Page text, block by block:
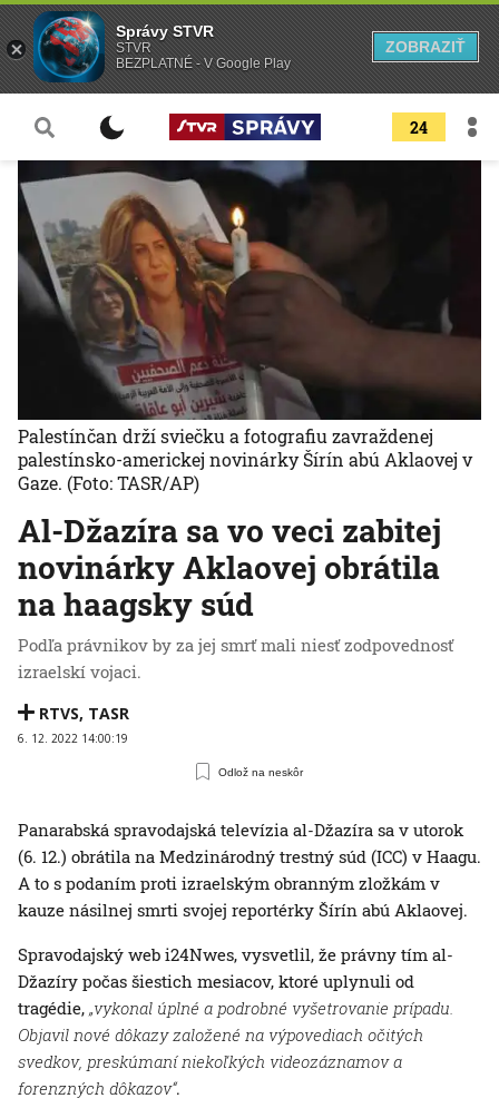
24
Al-Džazíra sa vo veci zabitej
novinárky Aklaovej obrátila
na haagsky súd
Podľa právnikov by za jej smrť mali niesť zodpovednosť
izraelskí vojaci.
RTVS, TASR
6. 12. 2022 14:00:19
Odlož na neskôr
Palestínčan drží sviečku a fotografiu zavraždenej
palestínsko-americkej novinárky Šírín abú Aklaovej v
Gaze. (Foto: TASR/AP)
Panarabská spravodajská televízia al-Džazíra sa v utorok
(6. 12.) obrátila na Medzinárodný trestný súd (ICC) v Haagu.
A to s podaním proti izraelským obranným zložkám v
kauze násilnej smrti svojej reportérky Šírín abú Aklaovej.
Spravodajský web i24Nwes, vysvetlil, že právny tím al-
Džazíry počas šiestich mesiacov, ktoré uplynuli od
tragédie, „vykonal úplné a podrobné vyšetrovanie prípadu.
Objavil nové dôkazy založené na výpovediach očitých
svedkov, preskúmaní niekoľkých videozáznamov a
forenzných dôkazov“.
Správy STVR
STVR
BEZPLATNÉ - V Google Play
ZOBRAZIŤ